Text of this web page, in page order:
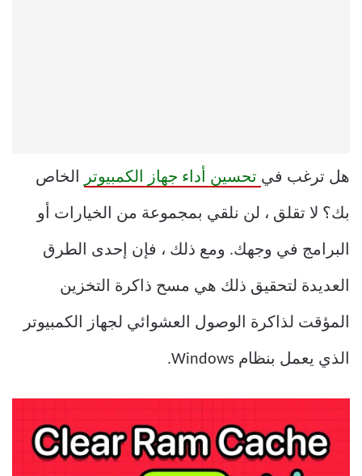
هل ترغب في تحسين أداء جهاز الكمبيوتر الخاص
بك؟ لا تقلق ، لن نلقي بمجموعة من الخيارات أو
البرامج في وجهك. ومع ذلك ، فإن إحدى الطرق
العديدة لتحقيق ذلك هي مسح ذاكرة التخزين
المؤقت لذاكرة الوصول العشوائي لجهاز الكمبيوتر
الذي يعمل بنظام Windows.